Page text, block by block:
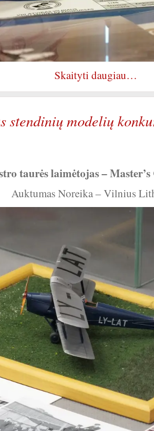
Skaityti daugiau…
stendinių modelių
taurės laimėtojas –
Auktumas Noreika – Vilnius